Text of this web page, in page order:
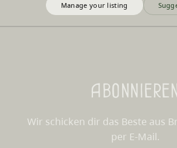
Manage your listing
Wir schicken dir das Beste aus
per E-Mail.